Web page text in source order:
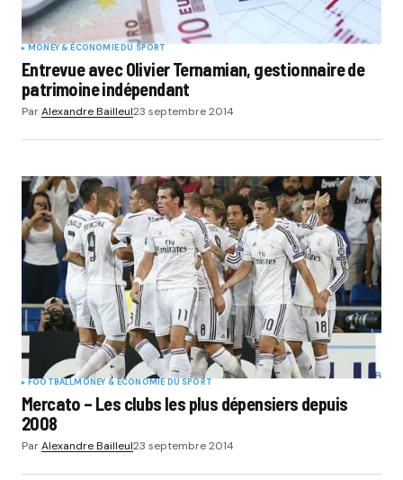
MONEY & ÉCONOMIE DU SPORT
Entrevue avec Olivier Ternamian, gestionnaire de
patrimoine indépendant
ParAlexandre Bailleul23 septembre 2014
FOOTBALLMONEY & ÉCONOMIE DU SPORT
Mercato – Les clubs les plus dépensiers depuis
2008
ParAlexandre Bailleul23 septembre 2014